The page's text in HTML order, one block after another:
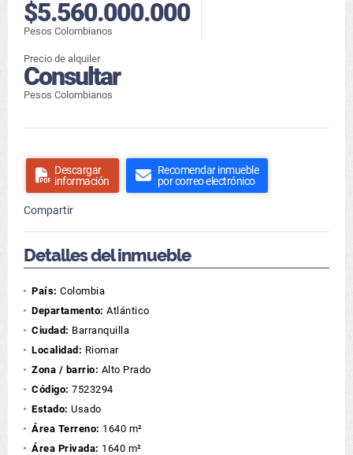
$5.560.000.000
Pesos Colombianos
Precio de alquiler
Consultar
Pesos Colombianos
Descargar
información
Recomendar inmueble
por correo electrónico
Compartir
Detalles del inmueble
País: Colombia
Departamento: Atlántico
Ciudad: Barranquilla
Localidad: Riomar
Zona / barrio: Alto Prado
Código: 7523294
Estado: Usado
Área Terreno: 1640 m²
Área Privada: 1640 m²